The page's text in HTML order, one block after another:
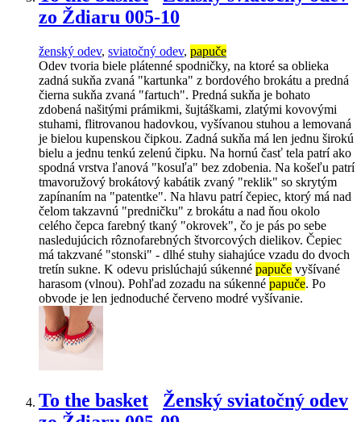
zo Ždiaru 005-10
ženský odev, sviatočný odev, papuče
Odev tvoria biele plátenné spodničky, na ktoré sa oblieka
zadná sukňa zvaná "kartunka" z bordového brokátu a predná
čierna sukňa zvaná "fartuch". Predná sukňa je bohato
zdobená našitými prámikmi, šujtáškami, zlatými kovovými
stuhami, flitrovanou hadovkou, vyšívanou stuhou a lemovaná
je bielou kupenskou čipkou. Zadná sukňa má len jednu širokú
bielu a jednu tenkú zelenú čipku. Na hornú časť tela patrí ako
spodná vrstva ľanová "kosuľa" bez zdobenia. Na košeľu patrí
tmavoružový brokátový kabátik zvaný "reklik" so skrytým
zapínaním na "patentke". Na hlavu patrí čepiec, ktorý má nad
čelom takzavnú "predničku" z brokátu a nad ňou okolo
celého čepca farebný tkaný "okrovek", čo je pás po sebe
nasledujúcich rôznofarebných štvorcových dielikov. Čepiec
má takzvané "stonski" - dlhé stuhy siahajúce vzadu do dvoch
tretín sukne. K odevu prislúchajú súkenné papuče vyšívané
harasom (vlnou). Pohľad zozadu na súkenné papuče. Po
obvode je len jednoduché červeno modré vyšívanie.
To the basket
Ženský sviatočný odev